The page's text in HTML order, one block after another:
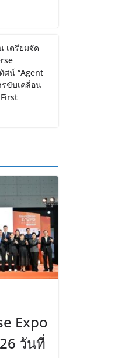
เตรียมจัด
ศน์ “Agent
รขับเคลื่อน
Expo
วันที่